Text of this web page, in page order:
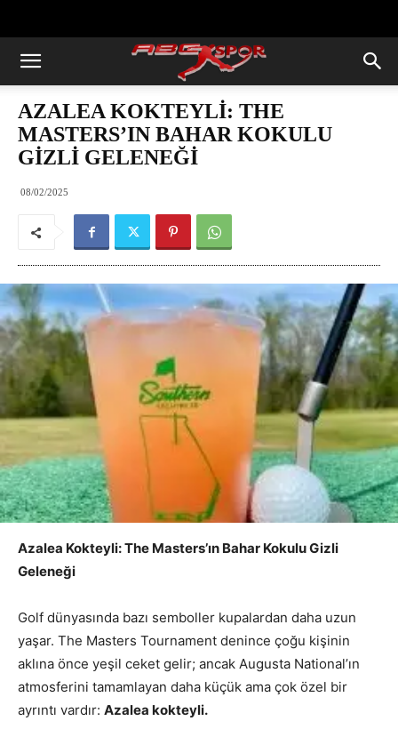
AZALEA KOKTEYLİ: THE
MASTERS’IN BAHAR KOKULU
GİZLİ GELENEĞİ
08/02/2025
Azalea Kokteyli: The Masters’ın Bahar Kokulu Gizli
Geleneği
Golf dünyasında bazı semboller kupalardan daha uzun
yaşar. The Masters Tournament denince çoğu kişinin
aklına önce yeşil ceket gelir; ancak Augusta National’ın
atmosferini tamamlayan daha küçük ama çok özel bir
ayrıntı vardır: Azalea kokteyli.